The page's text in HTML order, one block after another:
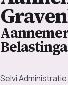
Selvi